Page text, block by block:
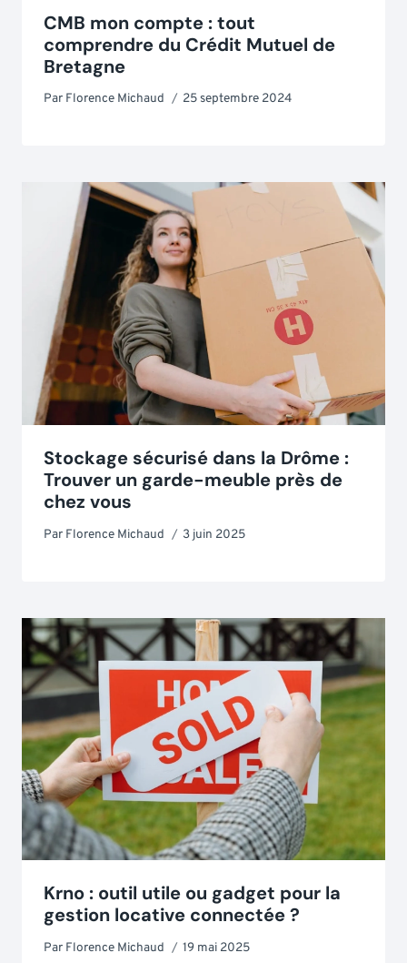
CMB mon compte : tout
comprendre du Crédit Mutuel de
Bretagne
Par Florence Michaud 25 septembre 2024
Stockage sécurisé dans la Drôme :
Trouver un garde-meuble près de
chez vous
Par Florence Michaud 3 juin 2025
Krno : outil utile ou gadget pour la
gestion locative connectée ?
Par Florence Michaud 19 mai 2025